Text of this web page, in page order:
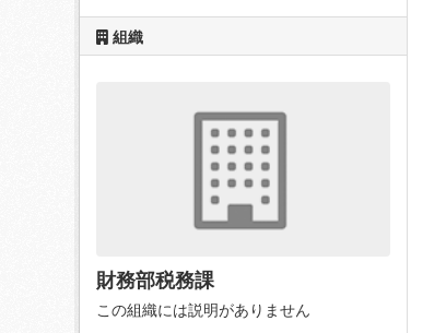
組織
財務部税務課
この組織には説明がありません